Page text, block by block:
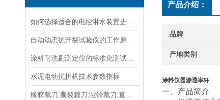
水泥电动抗折机技术参数指标
产品介绍：
品牌
产地类别
涂料仪器渗透率杯
一、 产品简介